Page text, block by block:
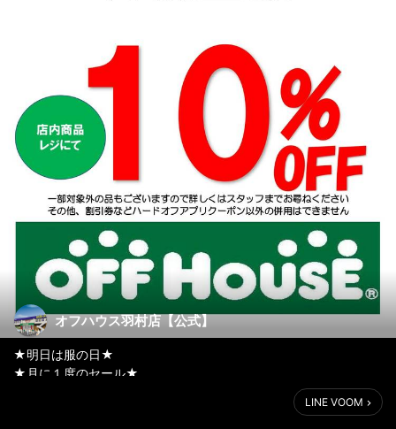
オフハウス羽村店【公式】
★明日は服の日★
★月に１度のセール★
LINE VOOM